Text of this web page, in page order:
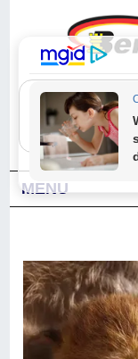
"Sesungguhnya
Wahai orang-orang
ucapkanlah salam
MENU